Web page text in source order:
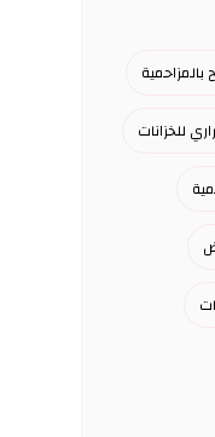
للخزانات